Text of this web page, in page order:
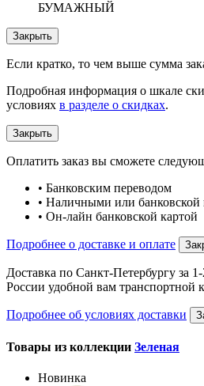
БУМАЖНЫЙ
Закрыть
Если кратко, то чем выше сумма
Подробная информация о шкале
условиях в разделе о скидках.
Закрыть
Оплатить заказ вы сможете
• Банковским переводом
• Наличными или банковской
• Он-лайн банковской картой
Подробнее о доставке и оплате
Доставка по Санкт-Петербургу за
России удобной вам транспортной
Подробнее об условиях доставки
Товары из коллекции Зеленая
Новинка